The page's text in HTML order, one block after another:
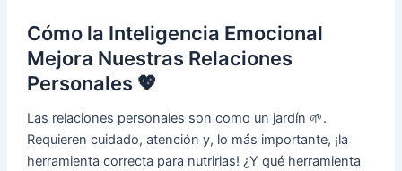
la
Salud
Mental
🌟
Cómo la Inteligencia Emocional
Mejora Nuestras Relaciones
Personales 💖
Las relaciones personales son como un jardín 🌱.
Requieren cuidado, atención y, lo más importante, ¡la
herramienta correcta para nutrirlas! ¿Y qué herramienta